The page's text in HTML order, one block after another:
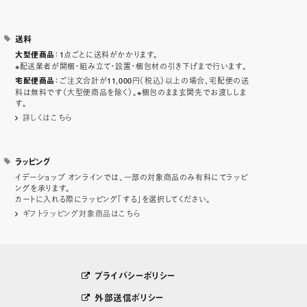
送料
大型便商品 ：1点ごとに送料がかかります。
※配送業者が開梱・組み立て・設置・梱包材の引き下げまで行います。
宅配便商品 ：ご注文合計が11,000円（税込）以上の場合、宅配便の送
料は無料です（大型便商品を除く）。※梱包のまま玄関先でお渡ししま
す。
詳しくはこちら
ラッピング
イデーショップ オンラインでは、一部の対象商品のみ有料にてラッピ
ングを承ります。
カートに入れる際にラッピング「する」を選択してください。
ギフトラッピング対象商品はこちら
プライバシーポリシー
外部送信ポリシー